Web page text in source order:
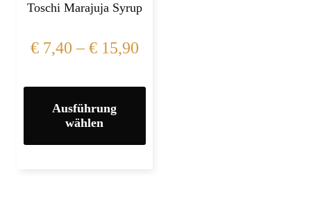
Toschi Marajuja Syrup
€7,40 –€15,90
Ausführung
wählen